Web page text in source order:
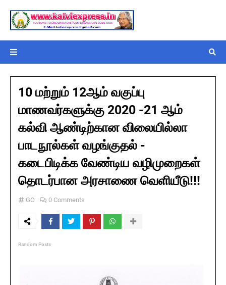
10 மற்றும் 12ஆம் வகுப்பு
மாணவர்களுக்கு 2020 -21 ஆம்
கல்வி ஆண்டிற்கான விலையில்லா
பாடநூல்கள் வழங்குதல் -
கடைபிடிக்க வேண்டிய வழிமுறைகள்
தொடர்பான அரசாணை வெளியீடு!!!
GO 0 Comments
Random Posts